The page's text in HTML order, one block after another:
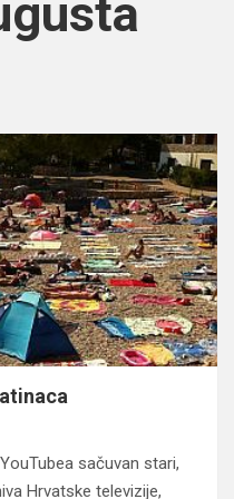
sačuvan stari,
Hrvatske televizije,